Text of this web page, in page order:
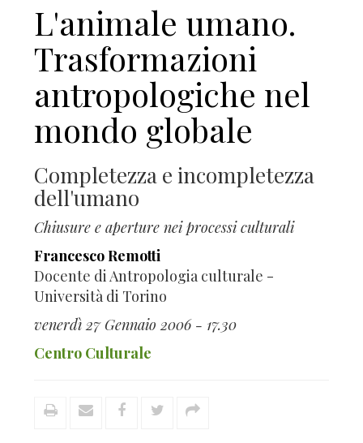
L'animale umano.
Trasformazioni
antropologiche nel
mondo globale
Completezza e incompletezza
dell'umano
Chiusure e aperture nei processi culturali
Francesco Remotti
Docente di Antropologia culturale -
Università di Torino
venerdì 27 Gennaio 2006 - 17.30
Centro Culturale